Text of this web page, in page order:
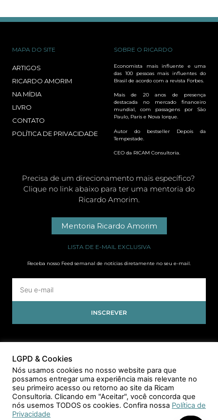
MAPA DO SITE
ARTIGOS
RICARDO AMORIM
NA MÍDIA
LIVRO
CONTATO
POLÍTICA DE PRIVACIDADE
SOBRE O RICARDO
Economista mais influente e uma
das 100 pessoas mais influentes do
Brasil de acordo com a revista Forbes.
Mais de 20 anos de presença
destacada no mercado financeiro
mundial, com passagens por São
Paulo, Paris e Nova Iorque.
Autor do bestseller Depois da
Tempestade.
CEO da RICAM Consultoria.
Precisa de um direcionamento mais específico?
Clique no link abaixo para ter uma mentoria do
Ricardo Amorim.
Mentoria Ricardo Amorim
LISTA DE E-MAIL EXCLUSIVA
Receba nosso Feed semanal de notícias diretamente no seu e-mail.
INSCREVER
LGPD & Cookies
Nós usamos cookies no nosso website para que
possamos entregar uma experiência mais relevante no
seu primeiro acesso ou retorno ao site da Ricam
Consultoria. Clicando em "Aceitar", você concorda que
nós usemos TODOS os cookies. Confira nossa Política de
Privacidade